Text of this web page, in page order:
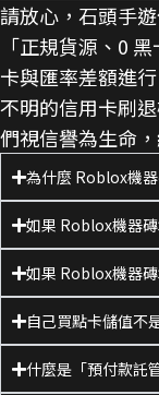
請放心，石頭手
「正規貨源、0
卡與匯率差額進
不明的信用卡刷
們視信譽為生命
為什麼 Roblox機
如果 Roblox機器
如果 Roblox機器
自己買點卡儲值不
什麼是「預付款託